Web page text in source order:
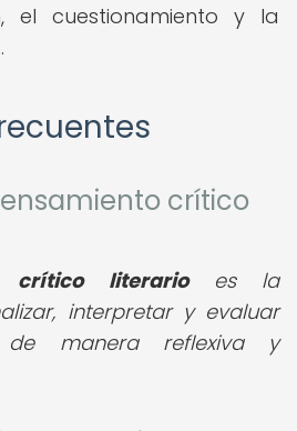
el cuestionamiento y la
crítico
crítico literarioes la
interpretar y evaluar
de manera reflexiva y